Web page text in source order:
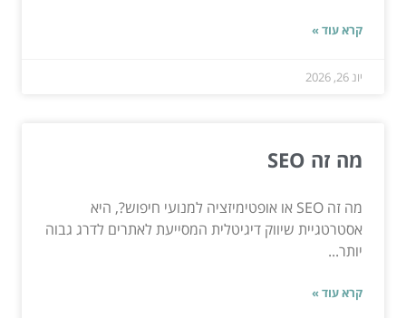
קרא עוד »
יונ 26, 2026
מה זה SEO
מה זה SEO או אופטימיזציה למנועי חיפוש?, היא
אסטרטגיית שיווק דיגיטלית המסייעת לאתרים לדרג גבוה
יותר...
קרא עוד »